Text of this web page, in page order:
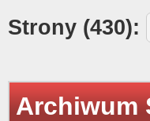
Strony (430):
Archiwum